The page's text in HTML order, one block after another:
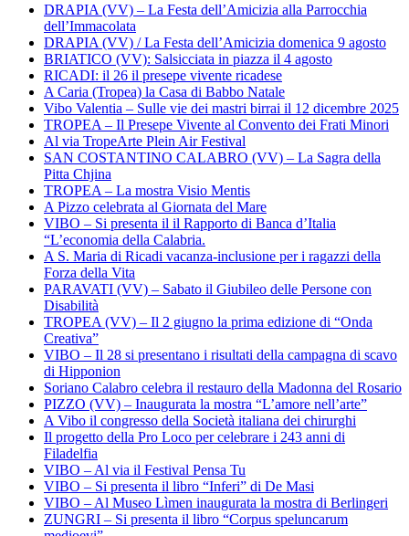
DRAPIA (VV) – La Festa dell’Amicizia alla Parrocchia
dell’Immacolata
DRAPIA (VV) / La Festa dell’Amicizia domenica 9 agosto
BRIATICO (VV): Salsicciata in piazza il 4 agosto
RICADI: il 26 il presepe vivente ricadese
A Caria (Tropea) la Casa di Babbo Natale
Vibo Valentia – Sulle vie dei mastri birrai il 12 dicembre 2025
TROPEA – Il Presepe Vivente al Convento dei Frati Minori
Al via TropeArte Plein Air Festival
SAN COSTANTINO CALABRO (VV) – La Sagra della
Pitta Chjina
TROPEA – La mostra Visio Mentis
A Pizzo celebrata al Giornata del Mare
VIBO – Si presenta il il Rapporto di Banca d’Italia
“L’economia della Calabria.
A S. Maria di Ricadi vacanza-inclusione per i ragazzi della
Forza della Vita
PARAVATI (VV) – Sabato il Giubileo delle Persone con
Disabilità
TROPEA (VV) – Il 2 giugno la prima edizione di “Onda
Creativa”
VIBO – Il 28 si presentano i risultati della campagna di scavo
di Hipponion
Soriano Calabro celebra il restauro della Madonna del Rosario
PIZZO (VV) – Inaugurata la mostra “L’amore nell’arte”
A Vibo il congresso della Società italiana dei chirurghi
Il progetto della Pro Loco per celebrare i 243 anni di
Filadelfia
VIBO – Al via il Festival Pensa Tu
VIBO – Si presenta il libro “Inferi” di De Masi
VIBO – Al Museo Lìmen inaugurata la mostra di Berlingeri
ZUNGRI – Si presenta il libro “Corpus speluncarum